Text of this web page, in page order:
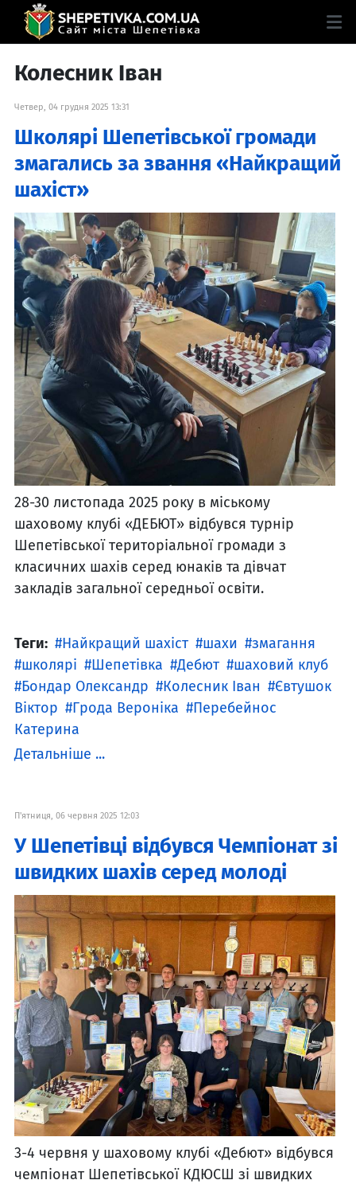
Колесник Іван
Четвер, 04 грудня 2025 13:31
Школярі Шепетівської громади
змагались за звання «Найкращий
шахіст»
28-30 листопада 2025 року в міському
шаховому клубі «ДЕБЮТ» відбувся турнір
Шепетівської територіальної громади з
класичних шахів серед юнаків та дівчат
закладів загальної середньої освіти.
Теги: Найкращий шахіст шахи
змагання
школярі
Шепетівка Дебют
шаховий клуб
Бондар Олександр
Колесник Іван
Євтушок
Віктор
Грода Вероніка
Перебейнос
Катерина
Детальніше ...
П'ятниця, 06 червня 2025 12:03
У Шепетівці відбувся Чемпіонат зі
швидких шахів серед молоді
3-4 червня у шаховому клубі «Дебют» відбувся
чемпіонат Шепетівської КДЮСШ зі швидких